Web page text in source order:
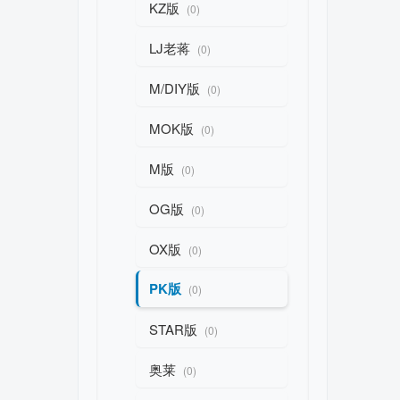
KZ版 (0)
LJ老蒋 (0)
M/DIY版 (0)
MOK版 (0)
M版 (0)
OG版 (0)
OX版 (0)
PK版 (0)
STAR版 (0)
奥莱 (0)